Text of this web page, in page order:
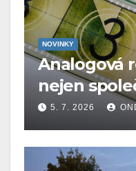
NOVINKY
Analogová
nejen
5. 7. 2026